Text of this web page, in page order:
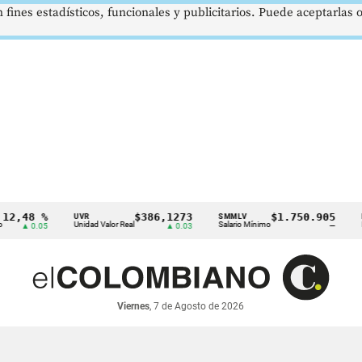
% UVR
Unidad Valor Real
$386,1273 SMMLV
Salario Mínimo
$1.750.905 BRENT
Petróleo
Viernes, 7 de Agosto de 2026
estadísticos, funcionales y publicitarios. Puede aceptarlas